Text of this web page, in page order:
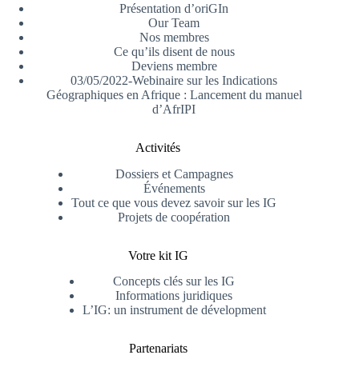
Présentation d’oriGIn
Our Team
Nos membres
Ce qu’ils disent de nous
Deviens membre
03/05/2022-Webinaire sur les Indications
Géographiques en Afrique : Lancement du manuel
d’AfrIPI
Activités
Dossiers et Campagnes
Événements
Tout ce que vous devez savoir sur les IG
Projets de coopération
Votre kit IG
Concepts clés sur les IG
Informations juridiques
L’IG: un instrument de dévelopment
Partenariats